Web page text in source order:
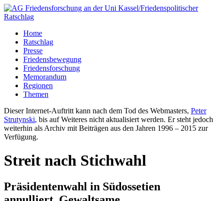
Home
Ratschlag
Presse
Friedensbewegung
Friedensforschung
Memorandum
Regionen
Themen
Dieser Internet-Auftritt kann nach dem Tod des Webmasters, Peter
Strutynski, bis auf Weiteres nicht aktualisiert werden. Er steht jedoch
weiterhin als Archiv mit Beiträgen aus den Jahren 1996 – 2015 zur
Verfügung.
Streit nach Stichwahl
Präsidentenwahl in Südossetien